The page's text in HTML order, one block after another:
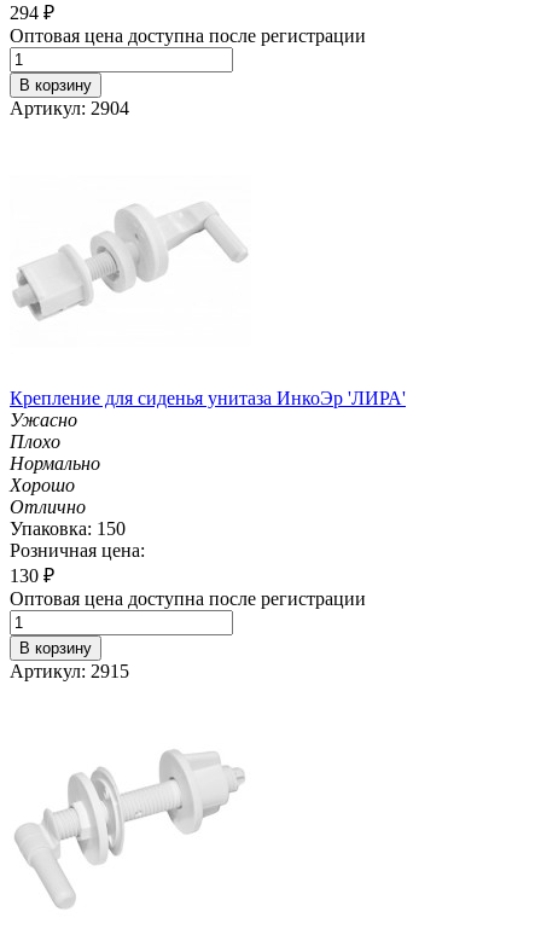
294 ₽
Оптовая цена доступна после регистрации
В корзину
Артикул: 2904
Крепление для сиденья унитаза ИнкоЭр 'ЛИРА'
Ужасно
Плохо
Нормально
Хорошо
Отлично
Упаковка: 150
Розничная цена:
130 ₽
Оптовая цена доступна после регистрации
В корзину
Артикул: 2915